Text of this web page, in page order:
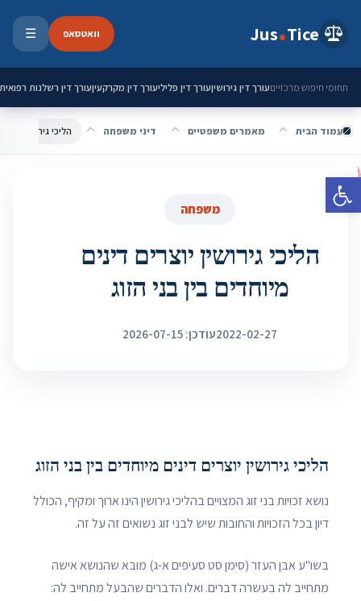
פתח סרגל נגישות
Jus Tice וואטסאפ ☰
תחומי חיפוש מרכזייםעורך דין גירושיןעורך דין פליליעורך דין מקרקעיןעורך דין רשלנות רפואית
עמוד הבית מאמרים משפטיים דיני משפחה הליכי גירושין
משפחה
הליכי גירושין יוצרים דינים
מיוחדים בין בני הזוג
2022-02-27עודכן: 2026-07-15
הליכי גירושין יוצרים דינים מיוחדים בין בני הזוג
נושא זכויות בני זוג המצויים בהליכי גירושין הינו ארוך ומקיף, הכולל
דיון בכל הזכויות והחובות שיש לבני זוג נשואים זה על זה.
בשו"ע אבן העזר (סימן סט סעיפים א-ג) מובא שהנושא אישה
מתחייב לה בעשרה דברים. ואלו הדברים שהבעל מתחייב לה: